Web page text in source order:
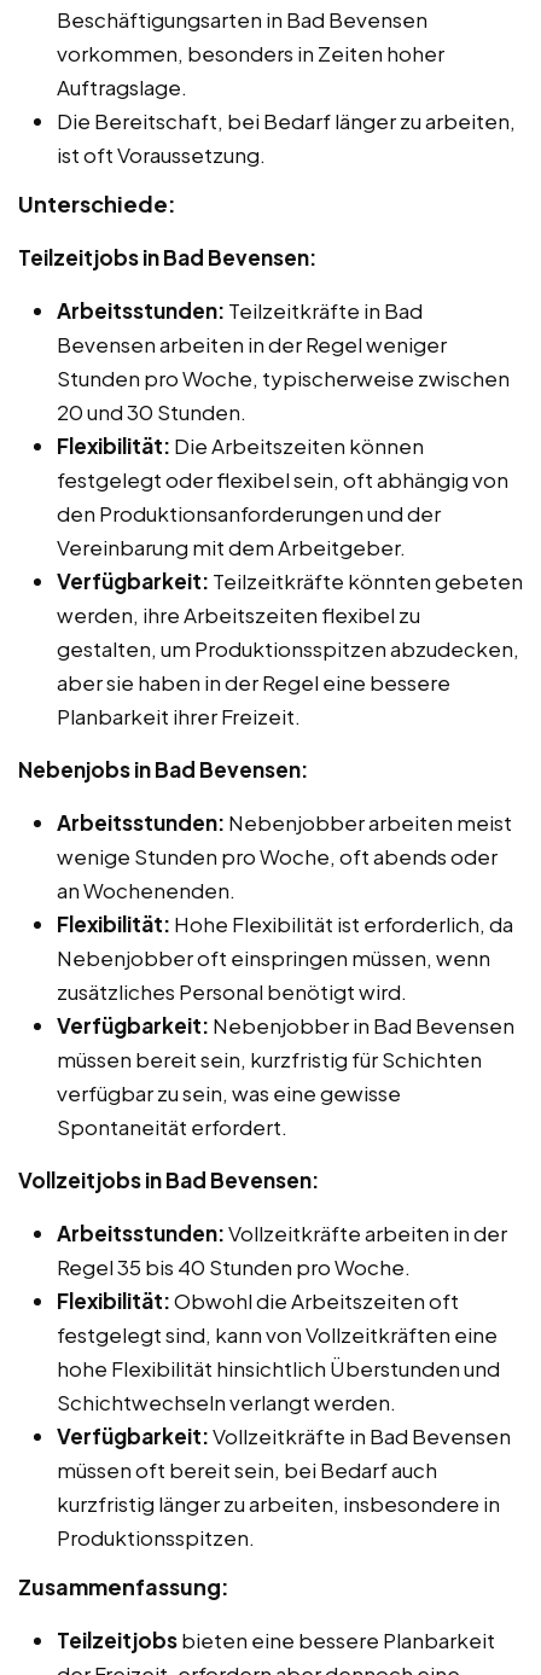
Beschäftigungsarten in Bad Bevensen
vorkommen, besonders in Zeiten hoher
Auftragslage.
Die Bereitschaft, bei Bedarf länger zu arbeiten,
ist oft Voraussetzung.
Unterschiede:
Teilzeitjobs in Bad Bevensen:
Arbeitsstunden: Teilzeitkräfte in Bad
Bevensen arbeiten in der Regel weniger
Stunden pro Woche, typischerweise zwischen
20 und 30 Stunden.
Flexibilität: Die Arbeitszeiten können
festgelegt oder flexibel sein, oft abhängig von
den Produktionsanforderungen und der
Vereinbarung mit dem Arbeitgeber.
Verfügbarkeit: Teilzeitkräfte könnten gebeten
werden, ihre Arbeitszeiten flexibel zu
gestalten, um Produktionsspitzen abzudecken,
aber sie haben in der Regel eine bessere
Planbarkeit ihrer Freizeit.
Nebenjobs in Bad Bevensen:
Arbeitsstunden: Nebenjobber arbeiten meist
wenige Stunden pro Woche, oft abends oder
an Wochenenden.
Flexibilität: Hohe Flexibilität ist erforderlich, da
Nebenjobber oft einspringen müssen, wenn
zusätzliches Personal benötigt wird.
Verfügbarkeit: Nebenjobber in Bad Bevensen
müssen bereit sein, kurzfristig für Schichten
verfügbar zu sein, was eine gewisse
Spontaneität erfordert.
Vollzeitjobs in Bad Bevensen:
Arbeitsstunden:Vollzeitkräfte arbeiten in der
Regel 35 bis 40 Stunden pro Woche.
Flexibilität:Obwohl die Arbeitszeiten oft
festgelegt sind, kann von Vollzeitkräften eine
hohe Flexibilität hinsichtlich Überstunden und
Schichtwechseln verlangt werden.
Verfügbarkeit:Vollzeitkräfte in Bad Bevensen
müssen oft bereit sein, bei Bedarf auch
kurzfristig länger zu arbeiten, insbesondere in
Produktionsspitzen.
Zusammenfassung:
Teilzeitjobsbieten eine bessere Planbarkeit